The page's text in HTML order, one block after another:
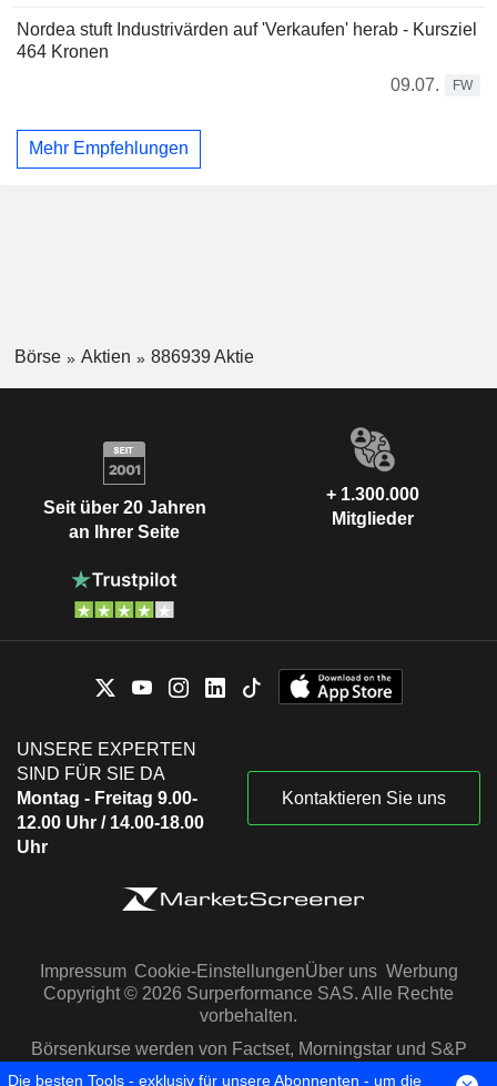
Nordea stuft Industrivärden auf 'Verkaufen' herab - Kursziel
464 Kronen
09.07.
FW
Mehr Empfehlungen
Börse Aktien 886939 Aktie
Seit über 20 Jahren
an Ihrer Seite
+ 1.300.000
Mitglieder
UNSERE EXPERTEN
SIND FÜR SIE DA
Montag - Freitag 9.00-
12.00 Uhr / 14.00-18.00
Uhr
Kontaktieren Sie uns
Impressum Cookie-EinstellungenÜber uns Werbung
Copyright © 2026 Surperformance SAS. Alle Rechte
vorbehalten.
Börsenkurse werden von Factset, Morningstar und S&P
Capital IQ zur Verfügung gestellt
Die besten Tools - exklusiv für unsere Abonnenten - um die